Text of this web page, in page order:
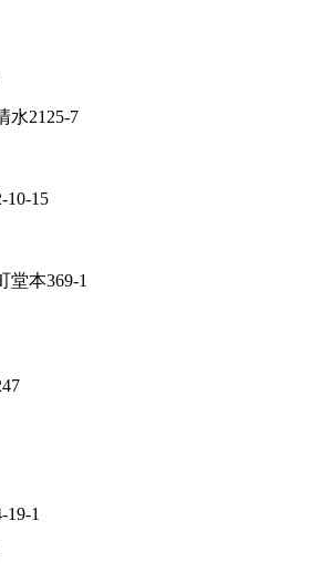
水2125-7
10-15
堂本369-1
19-1